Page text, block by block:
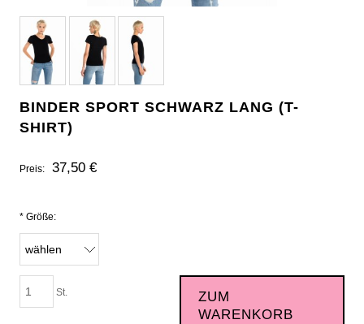
BINDER SPORT SCHWARZ LANG (T-
SHIRT)
Preis: 37,50 €
* Größe:
St.
ZUM
WARENKORB